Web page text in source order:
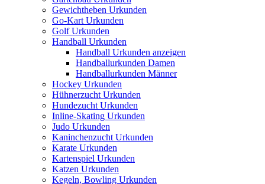
Gewichtheben Urkunden
Go-Kart Urkunden
Golf Urkunden
Handball Urkunden
Handball Urkunden anzeigen
Handballurkunden Damen
Handballurkunden Männer
Hockey Urkunden
Hühnerzucht Urkunden
Hundezucht Urkunden
Inline-Skating Urkunden
Judo Urkunden
Kaninchenzucht Urkunden
Karate Urkunden
Kartenspiel Urkunden
Katzen Urkunden
Kegeln, Bowling Urkunden